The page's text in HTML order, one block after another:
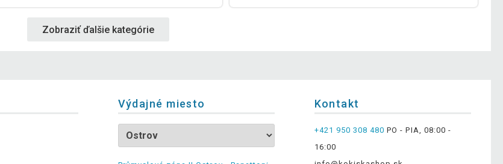
Zobraziť ďalšie kategórie
Výdajné miesto Kontakt
+421 950 308 480 PO - PIA, 08:00 -
16:00